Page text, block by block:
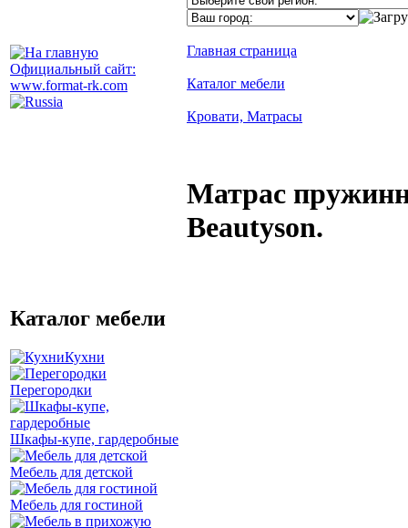
Официальный сайт:
www.format-rk.com
Главная страница
Каталог мебели
Кровати, Матрасы
Матрас
Beautyson.
Каталог мебели
Кухни
Перегородки
Шкафы-купе, гардеробные
Мебель для детской
Мебель для гостиной